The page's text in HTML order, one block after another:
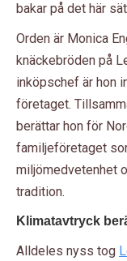
bakar på det här
Orden är Monica
knäckebröden på
inköpschef är hon
företaget.
berättar hon för
familjeföretaget
miljömedvetenhet
tradition.
Klimatavtryck
Alldeles nyss tog